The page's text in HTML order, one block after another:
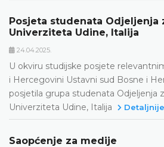
Posjeta studenata Odjeljenja
Univerziteta Udine, Italija
24.04.2025.
U okviru studijske posjete
i Hercegovini Ustavni sud Bosne i
posjetila grupa studenata Odjeljenja
Univerziteta Udine, Italija
Detaljnije
Saopćenje za medije